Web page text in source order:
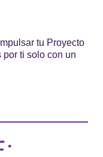
tu Proyecto
ti solo con un